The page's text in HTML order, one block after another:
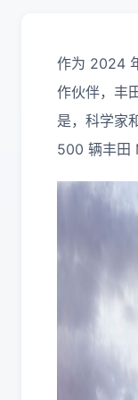
作为 2024
作伙伴，丰
是，科学家
500 辆丰田